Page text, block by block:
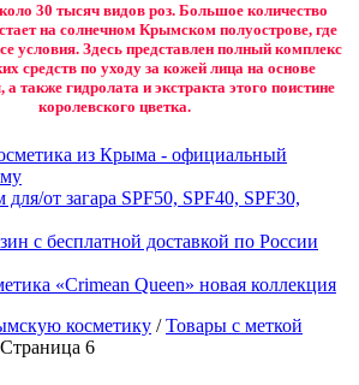
30 тысяч видов роз. Большое количество
на солнечном Крымском полуострове, где
условия. Здесь представлен полный комплекс
средств по уходу за кожей лица на основе
также гидролата и экстракта этого поистине
королевского цветка.
из Крыма - официальный
от загара SPF50, SPF40, SPF30,
с бесплатной доставкой по России
«Crimean Queen» новая коллекция
косметику /Товары с меткой
6